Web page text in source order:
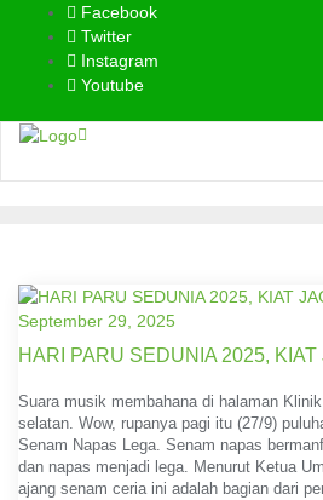
content
Facebook
Twitter
Instagram
Youtube
September 29, 2025
HARI PARU SEDUNIA 2025,
Suara musik membahana di halaman
selatan. Wow, rupanya pagi itu (27/9)
Senam Napas Lega. Senam napas
dan napas menjadi lega. Menurut Ketua
ajang senam ceria ini adalah bagian dari